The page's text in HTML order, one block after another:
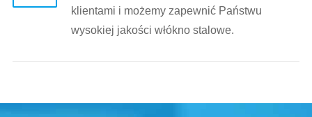
klientami i możemy zapewnić Państwu
wysokiej jakości włókno stalowe.